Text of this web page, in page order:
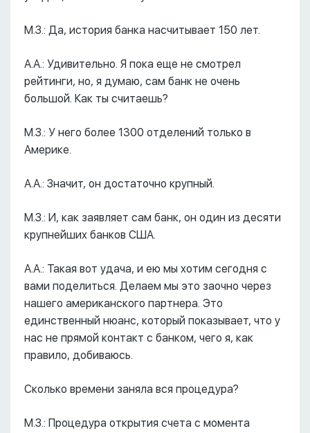
М.З.: Да, история банка насчитывает 150 лет.
А.А.: Удивительно. Я пока еще не смотрел
рейтинги, но, я думаю, сам банк не очень
большой. Как ты считаешь?
М.З.: У него более 1300 отделений только в
Америке.
А.А.: Значит, он достаточно крупный.
М.З.: И, как заявляет сам банк, он один из десяти
крупнейших банков США.
А.А.: Такая вот удача, и ею мы хотим сегодня с
вами поделиться. Делаем мы это заочно через
нашего американского партнера. Это
единственный нюанс, который показывает, что у
нас не прямой контакт с банком, чего я, как
правило, добиваюсь.
Сколько времени заняла вся процедура?
М.З.: Процедура открытия счета с момента